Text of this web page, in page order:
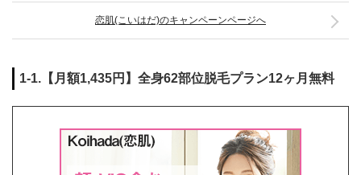
恋肌(こいはだ)のキャンペーンページへ
1-1.【月額1,435円】全身62部位脱毛プラン12ヶ月無料